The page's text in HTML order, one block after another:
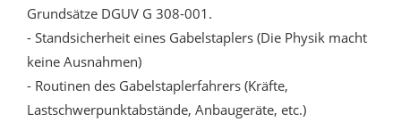
Grundsätze DGUV G 308-001.
- Standsicherheit eines Gabelstaplers (Die Physik macht
keine Ausnahmen)
- Routinen des Gabelstaplerfahrers (Kräfte,
Lastschwerpunktabstände, Anbaugeräte, etc.)